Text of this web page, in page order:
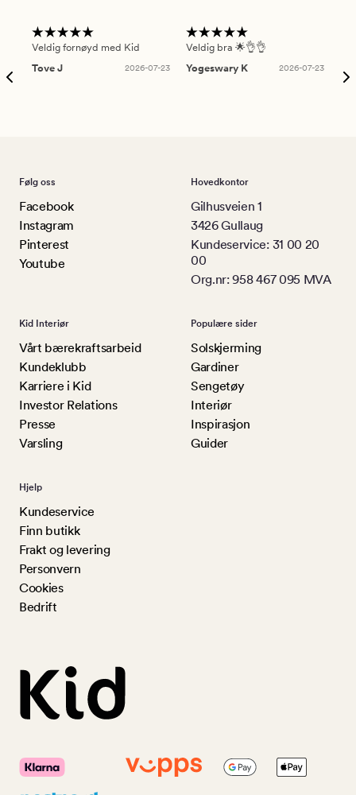
Veldig fornøyd med Kid
Tove J
2026-07-23
Veldig bra 🌟👌👌
Yogeswary K
2026-07-23
Følg oss
Facebook
Instagram
Pinterest
Youtube
Hovedkontor
Gilhusveien 1
3426 Gullaug
Kundeservice: 31 00 20
00
Org.nr: 958 467 095 MVA
Kid Interiør
Vårt bærekraftsarbeid
Kundeklubb
Karriere i Kid
Investor Relations
Presse
Varsling
Populære sider
Solskjerming
Gardiner
Sengetøy
Interiør
Inspirasjon
Guider
Hjelp
Kundeservice
Finn butikk
Frakt og levering
Personvern
Cookies
Bedrift